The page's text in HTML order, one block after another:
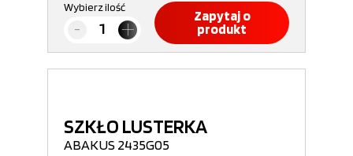
Wybierz ilość
Zapytaj o
produkt
SZKŁO LUSTERKA
ABAKUS 2435G05